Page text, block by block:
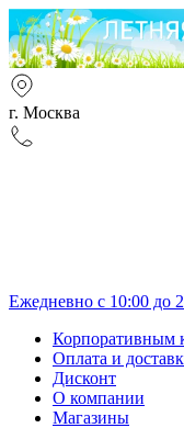
г. Москва
Ежедневно с 10:00 до
Корпоративным
Оплата и
Дисконт
О компании
Магазины